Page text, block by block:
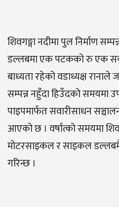
शिवगङ्गा नदीमा पुल निर्माण
डल्लबमा एक पटकको रु एक सय
बाध्यता रहेको वडाध्यक्ष रानाले
सम्पन्न नहुँदा हिउँदको समयमा
पाइपमार्फत सवारीसाधन
आएको छ । वर्षात्को समयमा
मोटरसाइकल र साइकल डल्लबमै
गरिन्छ ।